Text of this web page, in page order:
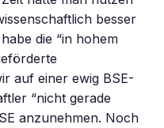
besser
die “in hohem
auf einer ewig BSE-
“nicht gerade
anzunehmen. Noch